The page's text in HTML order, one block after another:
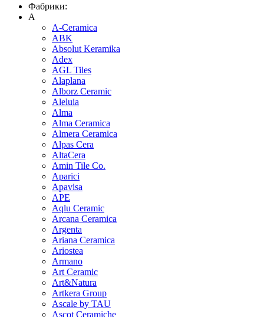
Фабрики:
A
A-Ceramica
ABK
Absolut Keramika
Adex
AGL Tiles
Alaplana
Alborz Ceramic
Aleluia
Alma
Alma Ceramica
Almera Ceramica
Alpas Cera
AltaCera
Amin Tile Co.
Aparici
Apavisa
APE
Aqlu Ceramic
Arcana Ceramica
Argenta
Ariana Ceramica
Ariostea
Armano
Art Ceramic
Art&Natura
Artkera Group
Ascale by TAU
Ascot Ceramiche